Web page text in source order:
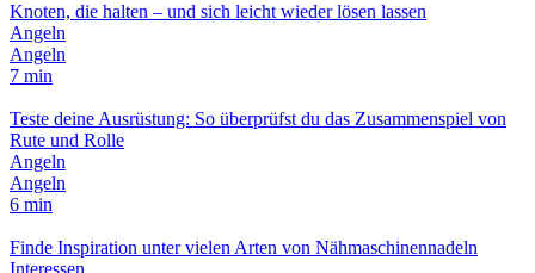
Knoten, die halten – und sich leicht wieder lösen lassen
Angeln
Angeln
7 min
Teste deine Ausrüstung: So überprüfst du das Zusammenspiel von
Rute und Rolle
Angeln
Angeln
6 min
Finde Inspiration unter vielen Arten von Nähmaschinennadeln